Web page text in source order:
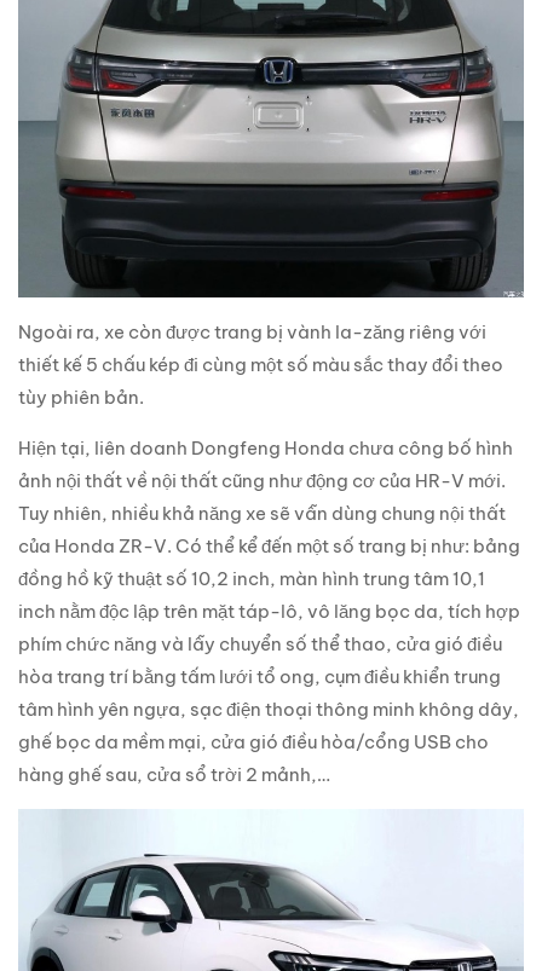
Ngoài ra, xe còn được trang bị vành la-zăng riêng với
thiết kế 5 chấu kép đi cùng một số màu sắc thay đổi theo
tùy phiên bản.
Hiện tại, liên doanh Dongfeng Honda chưa công bố hình
ảnh nội thất về nội thất cũng như động cơ của HR-V mới.
Tuy nhiên, nhiều khả năng xe sẽ vẫn dùng chung nội thất
của Honda ZR-V. Có thể kể đến một số trang bị như: bảng
đồng hồ kỹ thuật số 10,2 inch, màn hình trung tâm 10,1
inch nằm độc lập trên mặt táp-lô, vô lăng bọc da, tích hợp
phím chức năng và lẫy chuyển số thể thao, cửa gió điều
hòa trang trí bằng tấm lưới tổ ong, cụm điều khiển trung
tâm hình yên ngựa, sạc điện thoại thông minh không dây,
ghế bọc da mềm mại, cửa gió điều hòa/cổng USB cho
hàng ghế sau, cửa sổ trời 2 mảnh,…